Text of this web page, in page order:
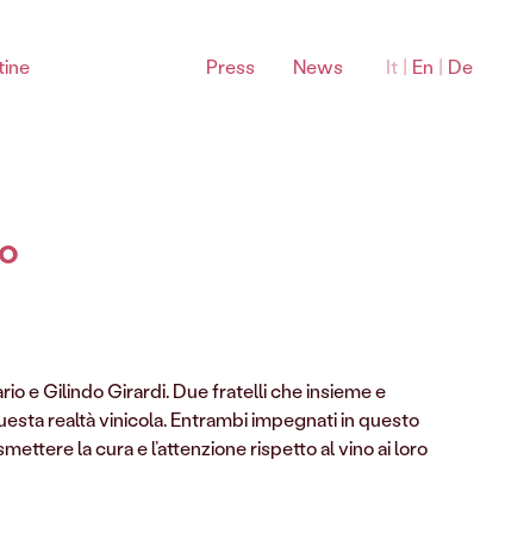
Montebaldo Bardolino DOC
La Rocca Bardolino DOC
Press News It | En | De
e Gilindo Girardi. Due fratelli che insieme e
realtà vinicola. Entrambi impegnati in questo
la cura e l’attenzione rispetto al vino ai loro